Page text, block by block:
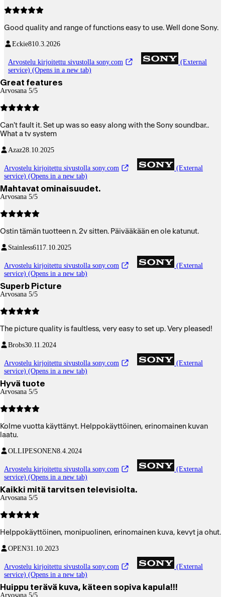
Good quality and range of functions easy to use. Well done Sony.
Eckie810.3.2026
Arvostelu kirjoitettu sivustolla sony.com
(External
service) (Opens in a new tab)
Great features
Arvosana 5/5
Can't fault it. Set up was so easy along with the Sony soundbar..
What a tv system
Azaz28.10.2025
Arvostelu kirjoitettu sivustolla sony.com
(External
service) (Opens in a new tab)
Mahtavat ominaisuudet.
Arvosana 5/5
Ostin tämän tuotteen n. 2v sitten. Päivääkään en ole katunut.
Stainless6117.10.2025
Arvostelu kirjoitettu sivustolla sony.com
(External
service) (Opens in a new tab)
Superb Picture
Arvosana 5/5
The picture quality is faultless, very easy to set up. Very pleased!
Brobs30.11.2024
Arvostelu kirjoitettu sivustolla sony.com
(External
service) (Opens in a new tab)
Hyvä tuote
Arvosana 5/5
Kolme vuotta käyttänyt. Helppokäyttöinen, erinomainen kuvan
laatu.
OLLIPESONEN8.4.2024
Arvostelu kirjoitettu sivustolla sony.com
(External
service) (Opens in a new tab)
Kaikki mitä tarvitsen televisiolta.
Arvosana 5/5
Helppokäyttöinen, monipuolinen, erinomainen kuva, kevyt ja ohut.
OPEN31.10.2023
Arvostelu kirjoitettu sivustolla sony.com
(External
service) (Opens in a new tab)
Huippu terävä kuva, käteen sopiva kapula!!!
Arvosana 5/5